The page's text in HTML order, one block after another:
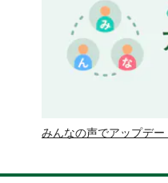
みんなの声でアップデー